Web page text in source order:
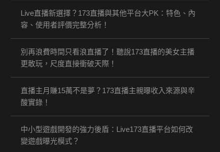
Live直播新選擇？173直播與其他平台大PK：特色、內
容、使用者評價完整分析！
別再浪費時間只看浪直播了！聽說173直播的美女主播
更敢玩，尺度直接衝破天際！
直播主月賺15萬不是夢？173直播主親曝收入來源與辛
酸實錄！
中小型遊戲開發的強力後盾：Live173直播平台如何改
變遊戲曝光模式？